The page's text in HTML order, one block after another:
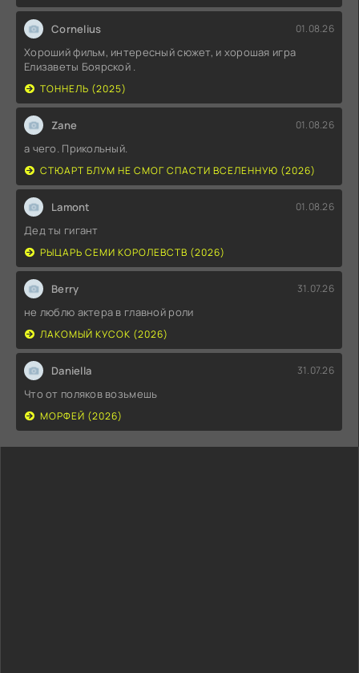
Cornelius 01.08.26
Хороший фильм, интересный сюжет, и хорошая игра
Елизаветы Боярской .
ТОННЕЛЬ (2025)
Zane 01.08.26
а чего. Прикольный.
СТЮАРТ БЛУМ НЕ СМОГ СПАСТИ ВСЕЛЕННУЮ (2026)
Lamont 01.08.26
Дед ты гигант
РЫЦАРЬ СЕМИ КОРОЛЕВСТВ (2026)
Berry 31.07.26
не люблю актера в главной роли
ЛАКОМЫЙ КУСОК (2026)
Daniella 31.07.26
Что от поляков возьмешь
МОРФЕЙ (2026)